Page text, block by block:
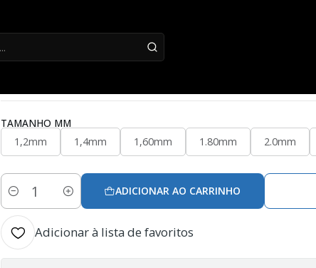
|
TAMANHO MM
1,2mm
1,4mm 1,60mm 1.80mm 2.0mm
Quantidade
ADICIONAR AO CARRINHO
Adicionar à lista de favoritos